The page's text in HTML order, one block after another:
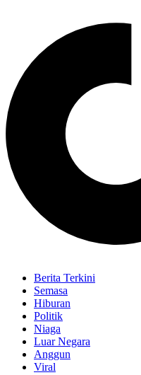
Berita Terkini
Semasa
Hiburan
Politik
Niaga
Luar Negara
Anggun
Viral